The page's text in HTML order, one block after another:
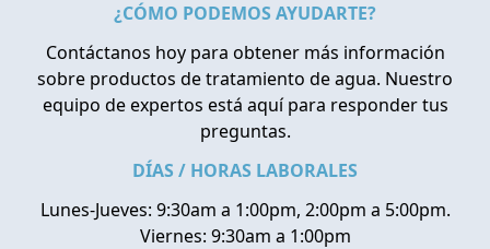
¿CÓMO PODEMOS AYUDARTE?
Contáctanos hoy para obtener más información
sobre productos de tratamiento de agua. Nuestro
equipo de expertos está aquí para responder tus
preguntas.
DÍAS / HORAS LABORALES
Lunes-Jueves: 9:30am a 1:00pm, 2:00pm a 5:00pm.
Viernes: 9:30am a 1:00pm